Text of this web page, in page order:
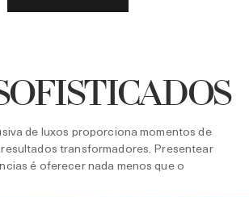
de luxos proporciona momentos de
transformadores. Presentear
é oferecer nada menos que o